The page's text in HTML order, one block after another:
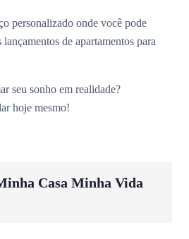
personalizado onde você pode
de apartamentos para
seu sonho em realidade?
hoje mesmo!
Casa Minha Vida